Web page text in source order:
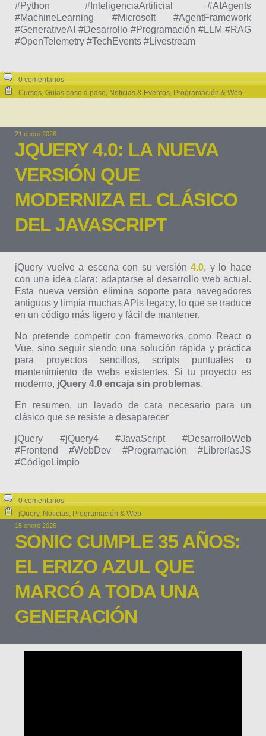
#Python #InteligenciaArtificial #AIAgents
#MachineLearning #Microsoft #AgentFramework
#GenerativeAI #Desarrollo #Programación #LLM #RAG
#OpenTelemetry #TechEvents #Livestream
0 comentarios
Cursos, Guías paso a paso, Noticias & Eventos, Programación & Web,
21 enero 2026
JQUERY 4.0: LA NUEVA
VERSIÓN QUE
MODERNIZA EL CLÁSICO
DEL JAVASCRIPT
jQuery vuelve a escena con su versión4.0, y lo hace
con una idea clara: adaptarse al desarrollo web actual.
Esta nueva versión elimina soporte para navegadores
antiguos y limpia muchas APIs legacy, lo que se traduce
en un código más ligero y fácil de mantener.
No pretende competir con frameworks como React o
Vue, sino seguir siendo una solución rápida y práctica
para proyectos sencillos, scripts puntuales o
mantenimiento de webs existentes. Si tu proyecto es
moderno, jQuery 4.0 encaja sin problemas.
En resumen, un lavado de cara necesario para un
clásico que se resiste a desaparecer
jQuery #jQuery4 #JavaScript #DesarrolloWeb
#Frontend #WebDev #Programación #LibreríasJS
#CódigoLimpio
0 comentarios
jQuery, Noticias, Programación & Web
15 enero 2026
SONIC CUMPLE 35 AÑOS:
EL ERIZO AZUL QUE
MARCÓ A TODA UNA
GENERACIÓN